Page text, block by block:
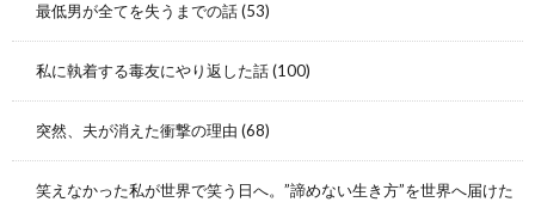
最低男が全てを失うまでの話(53)
私に執着する毒友にやり返した話(100)
突然、夫が消えた衝撃の理由 (68)
笑えなかった私が世界で笑う日へ。”諦めない生き方”を世界へ届けた